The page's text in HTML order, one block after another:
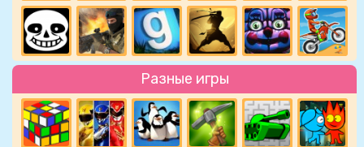
Разные игры